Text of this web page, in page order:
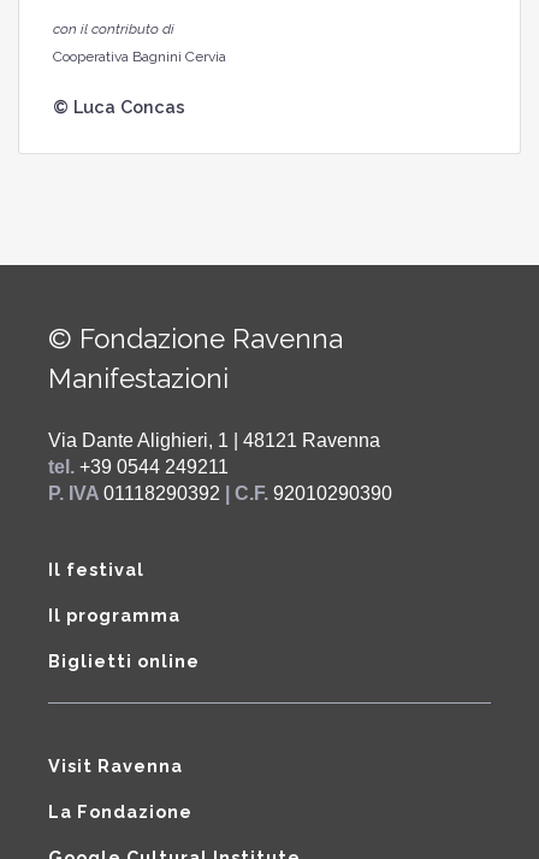
con il contributo di
Cooperativa Bagnini Cervia
© Luca Concas
© Fondazione Ravenna
Manifestazioni
Via Dante Alighieri, 1 | 48121 Ravenna
tel. +39 0544 249211
P. IVA 01118290392 | C.F. 92010290390
Il festival
Il programma
Biglietti online
Visit Ravenna
La Fondazione